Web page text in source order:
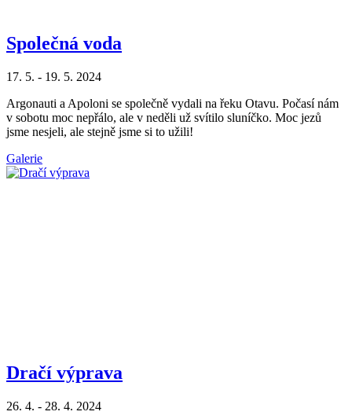
Společná voda
17. 5. - 19. 5. 2024
Argonauti a Apoloni se společně vydali na řeku Otavu. Počasí nám
v sobotu moc nepřálo, ale v neděli už svítilo sluníčko. Moc jezů
jsme nesjeli, ale stejně jsme si to užili!
Galerie
Dračí výprava
26. 4. - 28. 4. 2024